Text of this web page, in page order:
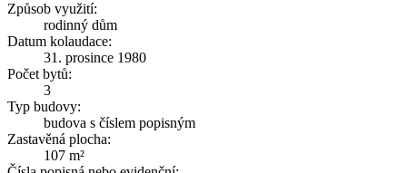
Způsob využití:
rodinný dům
Datum kolaudace:
31. prosince 1980
Počet bytů:
3
Typ budovy:
budova s číslem popisným
Zastavěná plocha:
107 m²